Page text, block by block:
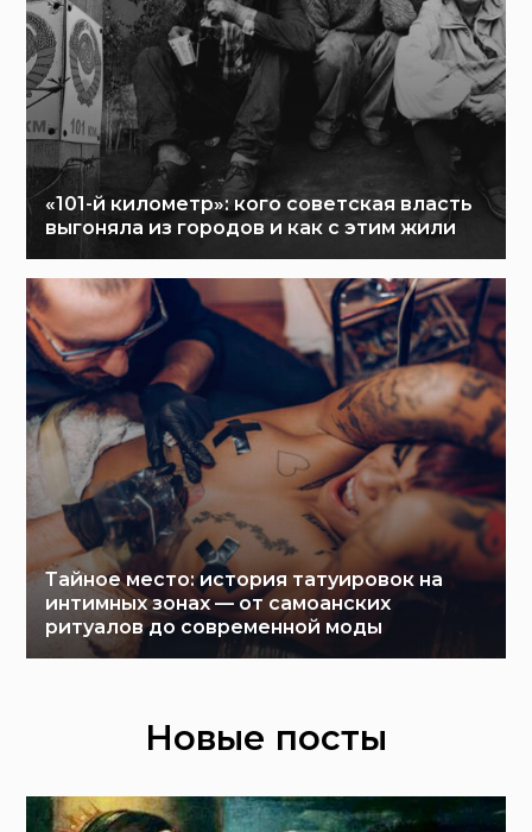
«101-й километр»: кого советская власть
выгоняла из городов и как с этим жили
Тайное место: история татуировок на
интимных зонах — от самоанских
ритуалов до современной моды
Новые посты